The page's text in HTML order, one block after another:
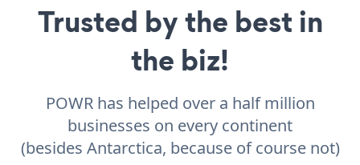
Trusted by the best in
the biz!
POWR has helped over a half million
businesses on every continent
(besides Antarctica, because of course not)